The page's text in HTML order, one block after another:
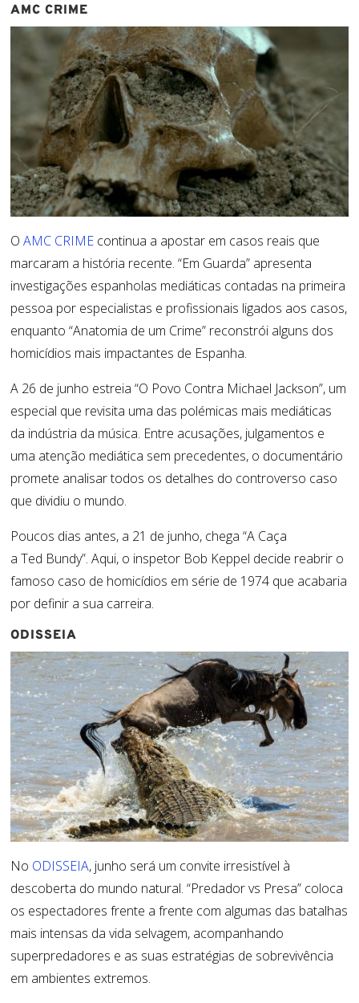
AMC CRIME
OAMC CRIME continua a apostar em casos reais que
marcaram a história recente. “Em Guarda” apresenta
investigações espanholas mediáticas contadas na primeira
pessoa por especialistas e profissionais ligados aos casos,
enquanto “Anatomia de um Crime” reconstrói alguns dos
homicídios mais impactantes de Espanha.
A 26 de junho estreia “O Povo Contra Michael Jackson”, um
especial que revisita uma das polémicas mais mediáticas
da indústria da música. Entre acusações, julgamentos e
uma atenção mediática sem precedentes, o documentário
promete analisar todos os detalhes do controverso caso
que dividiu o mundo.
Poucos dias antes, a 21 de junho, chega “A Caça
aTed Bundy”. Aqui, o inspetor Bob Keppel decide reabrir o
famoso caso de homicídios em série de 1974 que acabaria
por definir a sua carreira.
ODISSEIA
No ODISSEIA, junho será um convite irresistível à
descoberta do mundo natural. “Predadorvs Presa” coloca
os espectadores frente a frente com algumas das batalhas
mais intensas da vida selvagem, acompanhando
superpredadores e as suas estratégias de sobrevivência
em ambientes extremos.